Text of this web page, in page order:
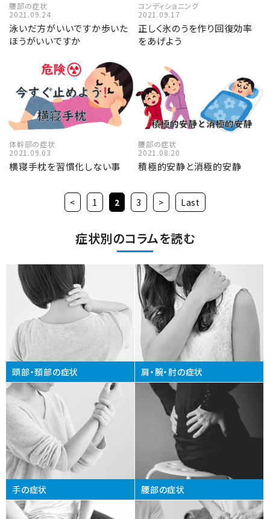
腰部の症状
2021.09.24
泳いだ方がいいですか歩いた
ほうがいいですか
コンディショニング
2021.09.17
正しく氷のうを作り回復効率
をあげよう
体幹部の症状
2021.09.03
横寝手枕を習慣化しない事
腰部の症状
2021.08.20
積極的安静と消極的安静
< 1 2 3 > Last
症状別のコラムを読む
頭部・頚部の症状 肩・腕・肘の症状
手の症状 腰部の症状